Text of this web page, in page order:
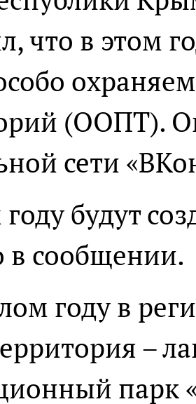
что в этом
(ООПТ).
сети
году будут
в сообщении.
году в
–
парк